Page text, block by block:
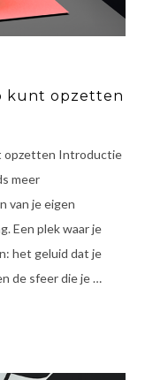
kunt opzetten
opzetten Introductie
meer
van je eigen
Een plek waar je
het geluid dat je
de sfeer die je …